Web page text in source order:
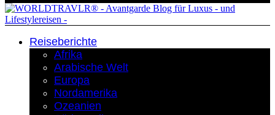
Reiseberichte
Afrika
Arabische Welt
Europa
Nordamerika
Ozeanien